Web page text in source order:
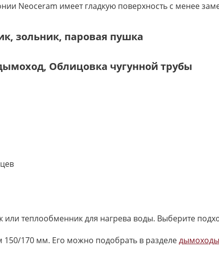
Neoceram имеет гладкую поверхность с менее
зольник, паровая пушка
Облицовка чугунной трубы
теплообменник для нагрева воды. Выберите
170 мм. Его можно подобрать в разделедымоходы